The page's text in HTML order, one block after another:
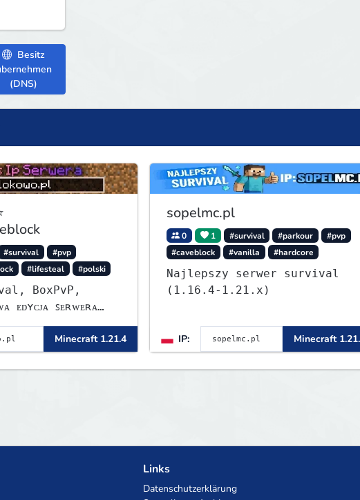
Besitz
(DNS)
#survival
#pvp
#lifesteal #polski
Minecraft 1.21.4
sopelmc.pl
0 1 #survival #parkour
#pvp
#caveblock
#vanilla #hardcore
Najlepszy serwer survival
(1.16.4-1.21.x)
IP: Minecraft
Links
Datenschutzerklärung